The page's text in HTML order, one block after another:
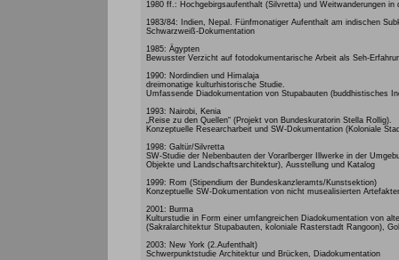
1980 ff.: Hochgebirgsaufenthalt (Silvretta) und Weitwanderungen
1983/84: Indien, Nepal. Fünfmonatiger Aufenthalt am indischen
Schwarzweiß-Dokumentation
1985: Ägypten
Bewusster Verzicht auf fotodokumentarische Arbeit als Seh-
1990: Nordindien und Himalaja
dreimonatige kulturhistorische Studie.
Umfassende Diadokumentation von Stupabauten (buddhistisches
1993: Nairobi, Kenia
„Reise zu den Quellen“ (Projekt von Bundeskuratorin Stella Rollig).
Konzeptuelle Researcharbeit und SW-Dokumentation (Koloniale
1998: Galtür/Silvretta
SW-Studie der Nebenbauten der Vorarlberger Illwerke in der
Objekte und Landschaftsarchitektur), Ausstellung und Katalog
1999: Rom (Stipendium der Bundeskanzleramts/Kunstsektion)
Konzeptuelle SW-Dokumentation von nicht musealisierten
2001: Burma
Kulturstudie in Form einer umfangreichen Diadokumentation von
(Sakralarchitektur Stupabauten, koloniale Rasterstadt Rangoon),
2003: New York (2.Aufenthalt)
Schwerpunktstudie Architektur und Brücken, Diadokumentation